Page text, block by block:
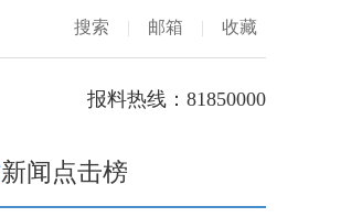
搜索 | 邮箱 | 收藏
报料热线：81850000
新闻点击榜